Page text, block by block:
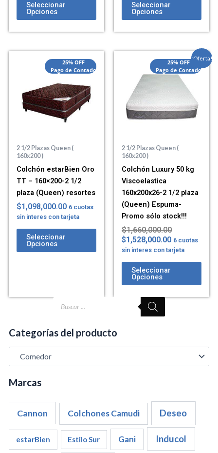
Seleccionar
Opciones
Seleccionar
Opciones
25% OFF
Pago de Contado
2 1/2 Plazas Queen (
160x200 )
Colchón estarBien Oro
TT – 160×200-2 1/2
plaza (Queen) resortes
$1,098,000.00 6 cuotas
sin interes con tarjeta
Seleccionar
Opciones
¡Oferta!
25% OFF
Pago de Contado
2 1/2 Plazas Queen (
160x200 )
Colchón Luxury 50 kg
Viscoelastica
160x200x26-2 1/2 plaza
(Queen) Espuma-
Promo sólo stock!!!
$1,660,000.00
precio
original
era:
$1,528,000.00
precio
actual
6 cuotas
sin interes con tarjeta
Seleccionar
Opciones
Categorías del producto
Marcas
Cannon Colchones Camudi Deseo
estarBien Estilo Sur Gani Inducol